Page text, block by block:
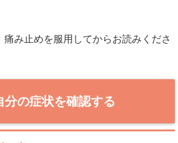
み止めを服用してからお読みくださ
の症状を確認する